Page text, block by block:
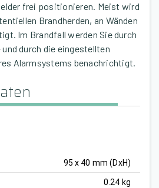
frei positionieren. Meist wird
Brandherden, an Wänden
Im Brandfall werden Sie durch
durch die eingestellten
Alarmsystems benachrichtigt.
95 x 40 mm (DxH)
0.24 kg